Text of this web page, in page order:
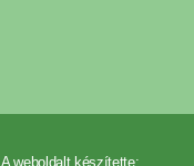
weboldalt készítette: